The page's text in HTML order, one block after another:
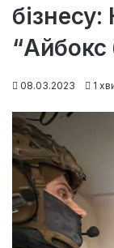
бізнесу:
“Айбокс
08.03.2023 1